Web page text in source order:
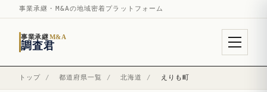
事業承継・M&Aの地域密着プラットフォーム
事業承継M&A
調査君
トップ / 都道府県一覧 / 北海道 / えりも町